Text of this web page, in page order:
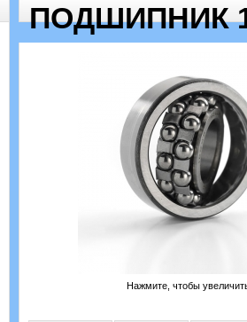
ПОДШИПНИК
Нажмите, чтобы